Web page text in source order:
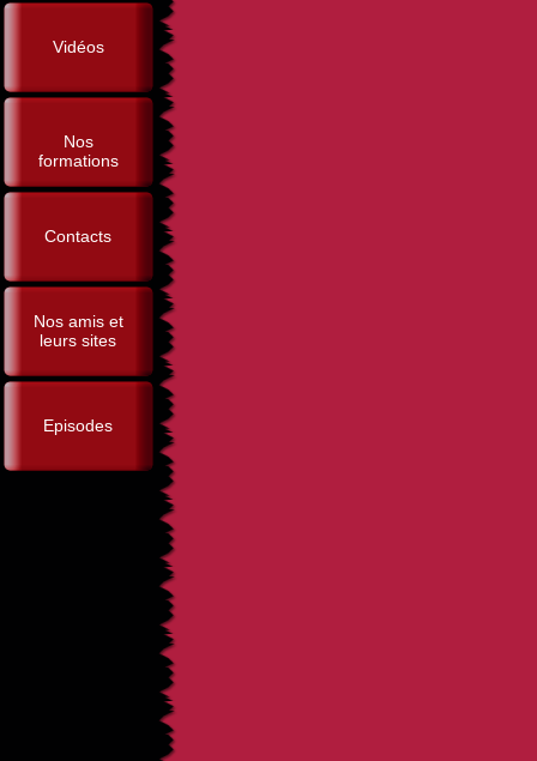
Vidéos
Nos
formations
Contacts
Nos amis et
leurs sites
Episodes